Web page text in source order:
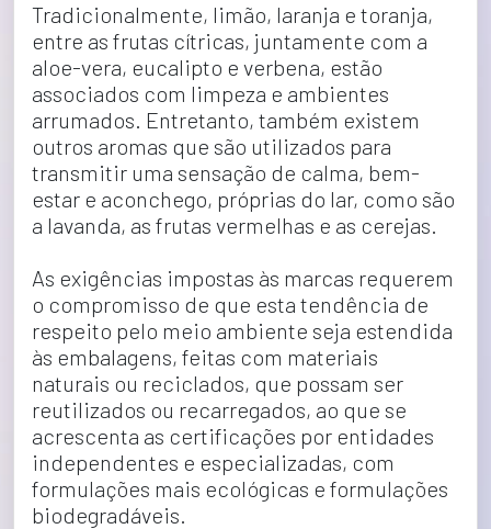
Tradicionalmente, limão, laranja e toranja,
entre as frutas cítricas, juntamente com a
aloe-vera, eucalipto e verbena, estão
associados com limpeza e ambientes
arrumados. Entretanto, também existem
outros aromas que são utilizados para
transmitir uma sensação de calma, bem-
estar e aconchego, próprias do lar, como são
a lavanda, as frutas vermelhas e as cerejas.
As exigências impostas às marcas requerem
o compromisso de que esta tendência de
respeito pelo meio ambiente seja estendida
às embalagens, feitas com materiais
naturais ou reciclados, que possam ser
reutilizados ou recarregados, ao que se
acrescenta as certificações por entidades
independentes e especializadas, com
formulações mais ecológicas e formulações
biodegradáveis.